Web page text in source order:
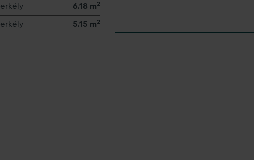
erkély 6.18 m2
erkély 5.15 m2